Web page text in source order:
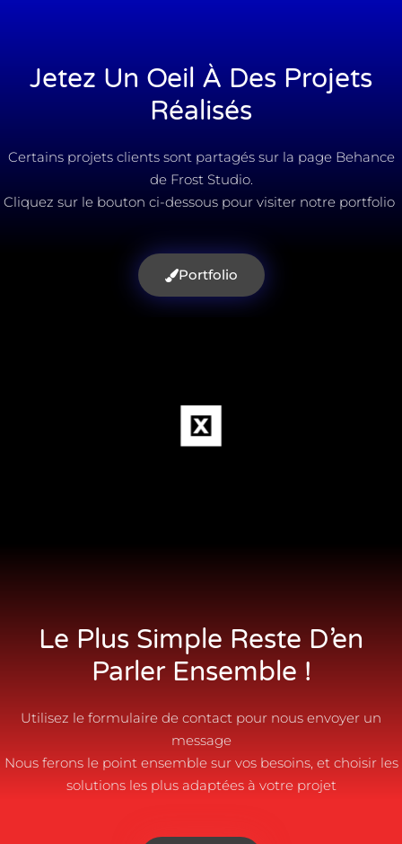
Jetez Un Oeil À Des Projets
Réalisés
Certains projets clients sont partagés sur la page Behance
de Frost Studio.
Cliquez sur le bouton ci-dessous pour visiter notre portfolio
Portfolio
Le Plus Simple Reste D’en
Parler Ensemble !
Utilisez le formulaire de contact pour nous envoyer un
message
Nous ferons le point ensemble sur vos besoins, et choisir les
solutions les plus adaptées à votre projet